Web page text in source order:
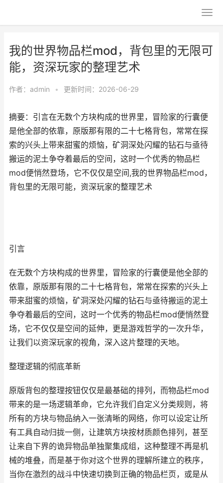
我的世界物品栏mod，背包里的无限可
能，资深玩家的整理艺术
作者： admin • 更新时间：2026-06-29
摘要：引言在无数个方块构成的世界里，冒险家的行囊便
是他全部的依靠，原版那有限的二十七格背包，常常在探
索的兴头上带来甜蜜的烦恼，矿洞深处闪耀的钻石与亟待
搬运的泥土争夺着最后的空间，这时一个优秀的物品栏
mod便悄然登场，它不仅仅是空间,我的世界物品栏mod，
背包里的无限可能，资深玩家的整理艺术
引言
在无数个方块构成的世界里，冒险家的行囊便是他全部的
依靠，原版那有限的二十七格背包，常常在探索的兴头上
带来甜蜜的烦恼，矿洞深处闪耀的钻石与亟待搬运的泥土
争夺着最后的空间，这时一个优秀的物品栏mod便悄然登
场，它不仅仅是空间的延伸，更是游戏哲学的一次升华，
让我们以资深玩家的视角，深入这片整理的天地。
整理逻辑的彻底革新
原版背包的整理按钮仅仅是最基础的排列，而物品栏mod
带来的是一场逻辑革命，它允许我们自定义分类规则，将
所有的方块与物品纳入一张清晰的网络，你可以设定让所
有工具自动归拢一侧，让建筑方块按材质颜色排列，甚至
让来自下界的诡异物品单独聚集成组，这种整理不再是机
械的堆叠，而是基于你对这个世界的理解所建立的秩序，
当你在激烈的战斗中快速切换到正确的物品栏页，或是从